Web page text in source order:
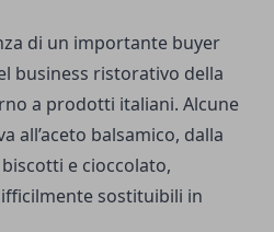
di un importante buyer
business ristorativo della
a prodotti italiani. Alcune
all’aceto balsamico, dalla
e cioccolato,
sostituibili in